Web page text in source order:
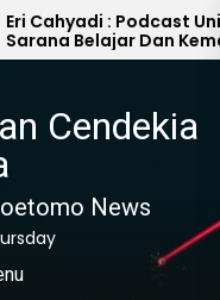
Cahyadi : Podcast
Belajar Dan
Cendekia
News